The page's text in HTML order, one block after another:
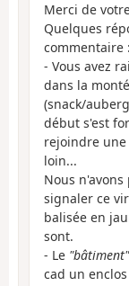
Merci de
Quelques
commentaire :
- Vous avez
dans la
(snack/
début s'est
rejoindre
loin...
Nous
signaler ce
balisée en
sont.
- Le "bâtiment"
cad un